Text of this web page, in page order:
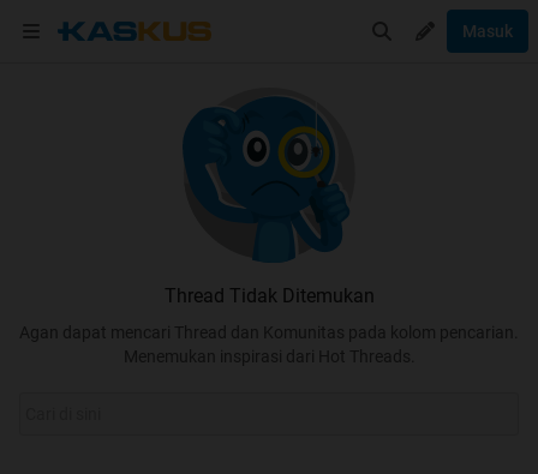
Masuk
Thread Tidak Ditemukan
Agan dapat mencari Thread dan Komunitas pada kolom pencarian.
Menemukan inspirasi dari Hot Threads.